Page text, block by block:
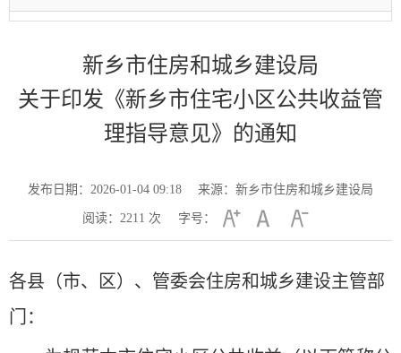
新乡市住房和城乡建设局
关于印发《新乡市住宅小区公共收益管
理指导意见》的通知
发布日期：2026-01-04 09:18 来源：新乡市住房和城乡建设局
阅读： 2211 次 字号：
各县（市、区）、管委会住房和城乡建设主管部
门：